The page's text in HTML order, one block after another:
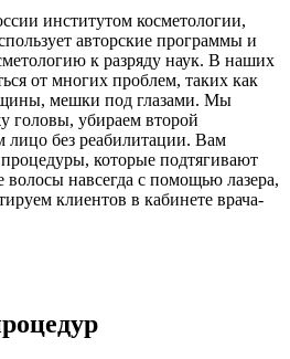
институтом косметологии,
авторские программы и
к разряду наук. В наших
от многих проблем, таких как
мешки под глазами. Мы
головы, убираем второй
лицо без реабилитации. Вам
которые подтягивают
навсегда с помощью лазера,
клиентов в кабинете врача-